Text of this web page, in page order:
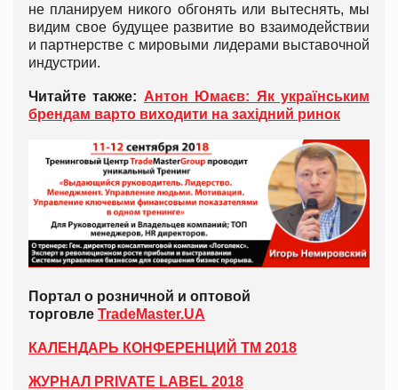
не планируем никого обгонять или вытеснять, мы
видим свое будущее развитие во взаимодействии
и партнерстве с мировыми лидерами выставочной
индустрии.
Читайте также: Антон Юмаєв: Як українським
брендам варто виходити на західний ринок
Портал о розничной и оптовой
торговле TradeMaster.UA
КАЛЕНДАРЬ КОНФЕРЕНЦИЙ ТМ 2018
ЖУРНАЛ PRIVATE LABEL 2018